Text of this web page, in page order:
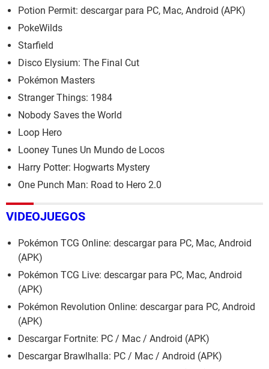
Potion Permit: descargar para PC, Mac, Android (APK)
PokeWilds
Starfield
Disco Elysium: The Final Cut
Pokémon Masters
Stranger Things: 1984
Nobody Saves the World
Loop Hero
Looney Tunes Un Mundo de Locos
Harry Potter: Hogwarts Mystery
One Punch Man: Road to Hero 2.0
VIDEOJUEGOS
Pokémon TCG Online: descargar para PC, Mac, Android
(APK)
Pokémon TCG Live: descargar para PC, Mac, Android
(APK)
Pokémon Revolution Online: descargar para PC, Android
(APK)
Descargar Fortnite: PC / Mac / Android (APK)
Descargar Brawlhalla: PC / Mac / Android (APK)